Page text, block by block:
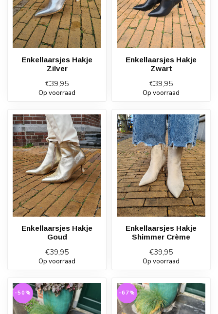
Enkellaarsjes Hakje
Zilver
€39,95
Op voorraad
Enkellaarsjes Hakje
Zwart
€39,95
Op voorraad
Enkellaarsjes Hakje
Goud
€39,95
Op voorraad
Enkellaarsjes Hakje
Shimmer Crème
€39,95
Op voorraad
-50% -67%